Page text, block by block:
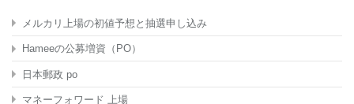
メルカリ上場の初値予想と抽選申し込み
Hameeの公募増資（PO）
日本郵政 po
マネーフォワード 上場